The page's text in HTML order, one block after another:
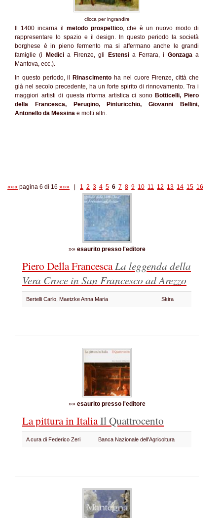
clicca per ingrandire
Il 1400 incarna il metodo prospettico, che è un nuovo modo di
rappresentare lo spazio e il design. In questo periodo la società
borghese è in pieno fermento ma si affermano anche le grandi
famiglie (i
Medicia Firenze, gli Estensia Ferrara, i Gonzagaa
Mantova, ecc.).
In questo periodo, il
Rinascimento ha nel cuore Firenze, città che
già nel secolo precedente, ha un forte spirito di rinnovamento. Tra i
maggiori artisti di questa riforma artistica ci sono Botticelli, Piero
della Francesca, Perugino, Pinturicchio, Giovanni Bellini,
Antonello da Messina e molti altri.
««« pagina 6 di 16 »»» 1 2 3 4 5 6 7 8 9 10 11 12 13 14 15 16
»» esaurito presso l'editore
Piero Della FrancescaLa leggenda della
Vera Croce in San Francesco ad Arezzo
Bertelli Carlo, Maetzke Anna Maria Skira
»» esaurito presso l'editore
La pittura in ItaliaIl Quattrocento
A cura di Federico Zeri Banca Nazionale dell'Agricoltura